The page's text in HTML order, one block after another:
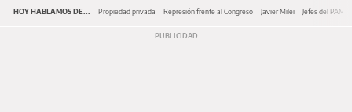
HOY HABLAMOS DE... Propiedad privada Represión frente al Congreso Javier Milei Jefes del PAMI